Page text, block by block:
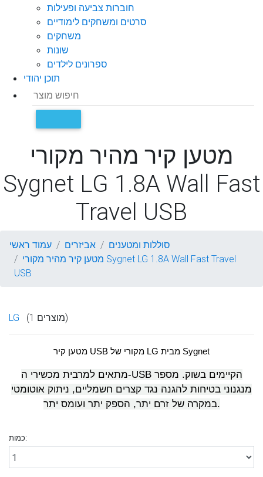
חוברות צביעה ופעילות
סרטים ומשחקים לימודיים
משחקים
שונות
ספרונים לילדים
תוכן יהודי
מטען קיר מהיר מקורי
Sygnet LG 1.8A Wall Fast
Travel USB
עמוד ראשי אביזרים
סוללות ומטענים
מטען קיר מהיר מקורי Sygnet LG 1.8A Wall Fast Travel
USB
LG (1 מוצרים)
מטען קיר USB מקורי של LG מבית Sygnet
מתאים למרבית מכשירי ה-USB הקיימים בשוק. מספר
מנגנוני בטיחות להגנה נגד קצרים חשמליים, ניתוק אוטומטי
במקרה של זרם יתר, הספק יתר ועומס יתר.
כמות: